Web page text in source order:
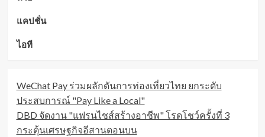
แคปชั่น
ไอที
WeChat Pay ร่วมผลักดันการท่องเที่ยวไทย ยกระดับ
ประสบการณ์ "Pay Like a Local"
DBD จัดงาน "แฟรนไชส์สร้างอาชีพ" โรดโชว์ครั้งที่ 3
กระตุ้นเศรษฐกิจอีสานตอนบน